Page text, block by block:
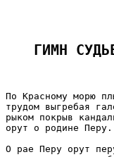
ГИМН
По Красному морю
трудом выгребая
рыком покрыв
орут о родине Перу.
О рае Перу орут